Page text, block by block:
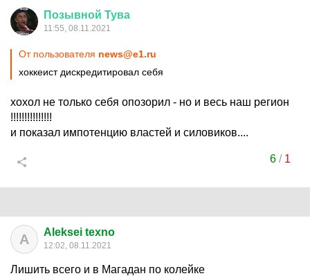
Позывной Тува
11:55, 08.11.2021
От пользователя news@e1.ru
хоккеист дискредитировал себя
хохол не только себя опозорил - но и весь наш регион
!!!!!!!!!!!!!!!
и показал импотенцию властей и силовиков....
6/ 1
A Aleksei texno
12:02, 08.11.2021
Лишить всего и в Магадан по колейке